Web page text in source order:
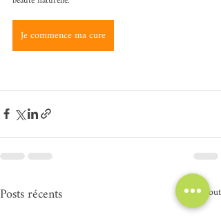
Je commence ma cure
Posts récents Voir tout